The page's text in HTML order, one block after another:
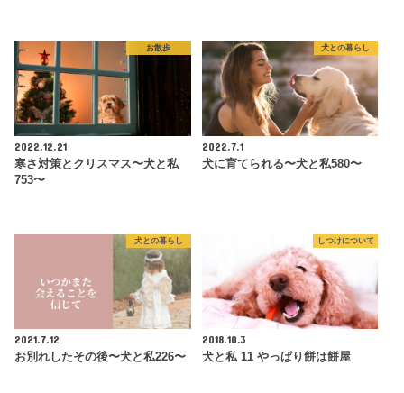
お散歩
2022.12.21
寒さ対策とクリスマス〜犬と私
753〜
犬との暮らし
2022.7.1
犬に育てられる〜犬と私580〜
犬との暮らし
2021.7.12
お別れしたその後〜犬と私226〜
しつけについて
2018.10.3
犬と私 11 やっぱり餅は餅屋